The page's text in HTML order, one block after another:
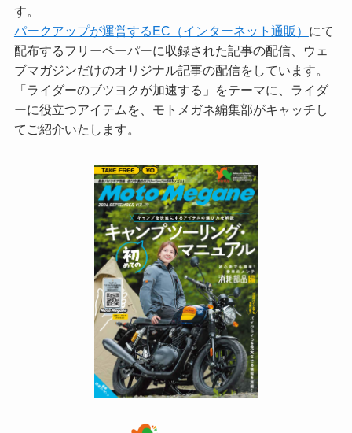
す。
パークアップが運営するEC（インターネット通販） にて
配布するフリーペーパーに収録された記事の配信、ウェ
ブマガジンだけのオリジナル記事の配信をしています。
「ライダーのブツヨクが加速する」をテーマに、ライダ
ーに役立つアイテムを、モトメガネ編集部がキャッチし
てご紹介いたします。